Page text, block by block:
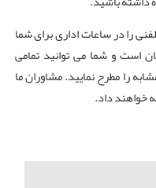
را در ساعات اداری برای شما
است و شما می توانید تمامی
را مطرح نمایید. مشاوران ما
خواهند داد.